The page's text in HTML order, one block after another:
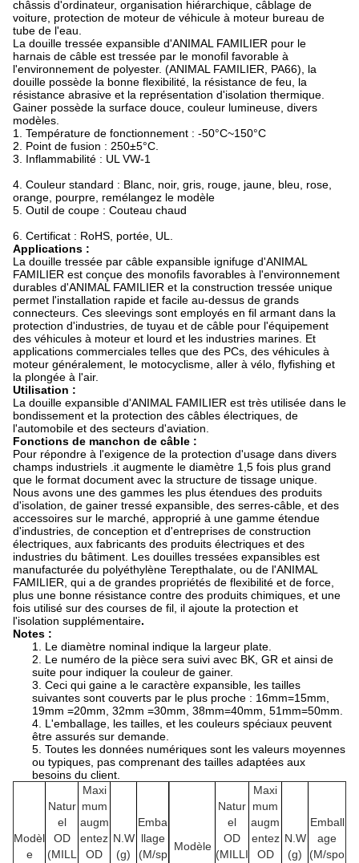
châssis d'ordinateur, organisation hiérarchique, câblage de
voiture, protection de moteur de véhicule à moteur bureau de
tube de l'eau.
La douille tressée expansible d'ANIMAL FAMILIER pour le
harnais de câble est tressée par le monofil favorable à
l'environnement de polyester. (ANIMAL FAMILIER, PA66), la
douille possède la bonne flexibilité, la résistance de feu, la
résistance abrasive et la représentation d'isolation thermique.
Gainer possède la surface douce, couleur lumineuse, divers
modèles.
1. Température de fonctionnement : -50°C~150°C
2. Point de fusion : 250±5°C.
3. Inflammabilité : UL VW-1
4. Couleur standard : Blanc, noir, gris, rouge, jaune, bleu, rose,
orange, pourpre, remélangez le modèle
5. Outil de coupe : Couteau chaud
6. Certificat : RoHS, portée, UL.
Applications :
La douille tressée par câble expansible ignifuge d'ANIMAL
FAMILIER est conçue des monofils favorables à l'environnement
durables d'ANIMAL FAMILIER et la construction tressée unique
permet l'installation rapide et facile au-dessus de grands
connecteurs. Ces sleevings sont employés en fil armant dans la
protection d'industries, de tuyau et de câble pour l'équipement
des véhicules à moteur et lourd et les industries marines. Et
applications commerciales telles que des PCs, des véhicules à
moteur généralement, le motocyclisme, aller à vélo, flyfishing et
la plongée à l'air.
Utilisation :
La douille expansible d'ANIMAL FAMILIER est très utilisée dans le
bondissement et la protection des câbles électriques, de
l'automobile et des secteurs d'aviation.
Fonctions de manchon de câble :
Pour répondre à l'exigence de la protection d'usage dans divers
champs industriels .it augmente le diamètre 1,5 fois plus grand
que le format document avec la structure de tissage unique.
Nous avons une des gammes les plus étendues des produits
d'isolation, de gainer tressé expansible, des serres-câble, et des
accessoires sur le marché, approprié à une gamme étendue
d'industries, de conception et d'entreprises de construction
électriques, aux fabricants des produits électriques et des
industries du bâtiment. Les douilles tressées expansibles est
manufacturée du polyéthylène Terepthalate, ou de l'ANIMAL
FAMILIER, qui a de grandes propriétés de flexibilité et de force,
plus une bonne résistance contre des produits chimiques, et une
fois utilisé sur des courses de fil, il ajoute la protection et
l'isolation supplémentaire.
Notes :
1. Le diamètre nominal indique la largeur plate.
2. Le numéro de la pièce sera suivi avec BK, GR et ainsi de
suite pour indiquer la couleur de gainer.
3. Ceci qui gaine a le caractère expansible, les tailles
suivantes sont couverts par le plus proche : 16mm=15mm,
19mm =20mm, 32mm =30mm, 38mm=40mm, 51mm=50mm.
4. L'emballage, les tailles, et les couleurs spéciaux peuvent
être assurés sur demande.
5. Toutes les données numériques sont les valeurs moyennes
ou typiques, pas comprenant des tailles adaptées aux
besoins du client.
Modèl
e
Natur
el
OD
(MILL
Maxi
mum
augm
entez
OD
N.W
(g)
Emba
llage
(M/sp
Modèle
Natur
el
OD
(MILLI
Maxi
mum
augm
entez
OD
N.W
(g)
Emball
age
(M/spo